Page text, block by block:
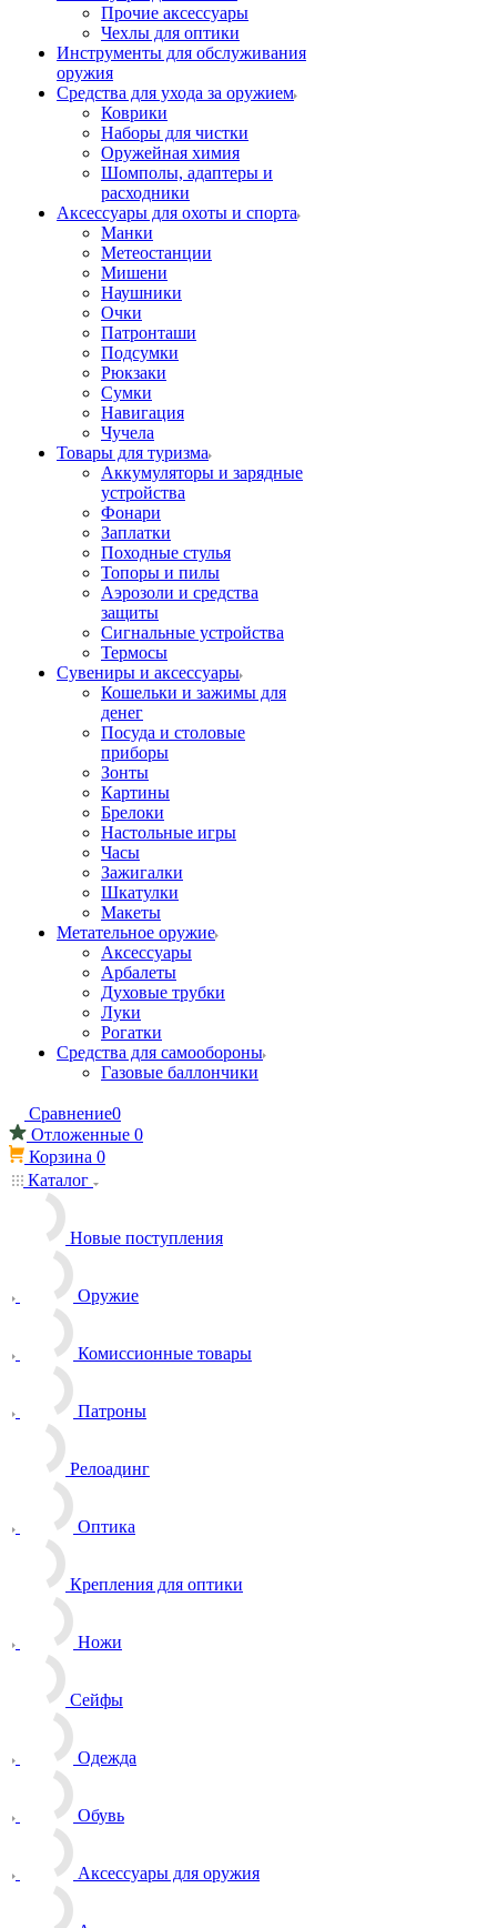
Прочие аксессуары
Чехлы для оптики
Инструменты для обслуживания
оружия
Средства для ухода за оружием
Коврики
Наборы для чистки
Оружейная химия
Шомполы, адаптеры и
расходники
Аксессуары для охоты и спорта
Манки
Метеостанции
Мишени
Наушники
Очки
Патронташи
Подсумки
Рюкзаки
Сумки
Навигация
Чучела
Товары для туризма
Аккумуляторы и зарядные
устройства
Фонари
Заплатки
Походные стулья
Топоры и пилы
Аэрозоли и средства
защиты
Сигнальные устройства
Термосы
Сувениры и аксессуары
Кошельки и зажимы для
денег
Посуда и столовые
приборы
Зонты
Картины
Брелоки
Настольные игры
Часы
Зажигалки
Шкатулки
Макеты
Метательное оружие
Аксессуары
Арбалеты
Духовые трубки
Луки
Рогатки
Средства для самообороны
Газовые баллончики
Сравнение0
Отложенные 0
Корзина 0
Каталог
Новые поступления
Оружие
Комиссионные товары
Патроны
Релоадинг
Оптика
Крепления для оптики
Ножи
Сейфы
Одежда
Обувь
Аксессуары для оружия